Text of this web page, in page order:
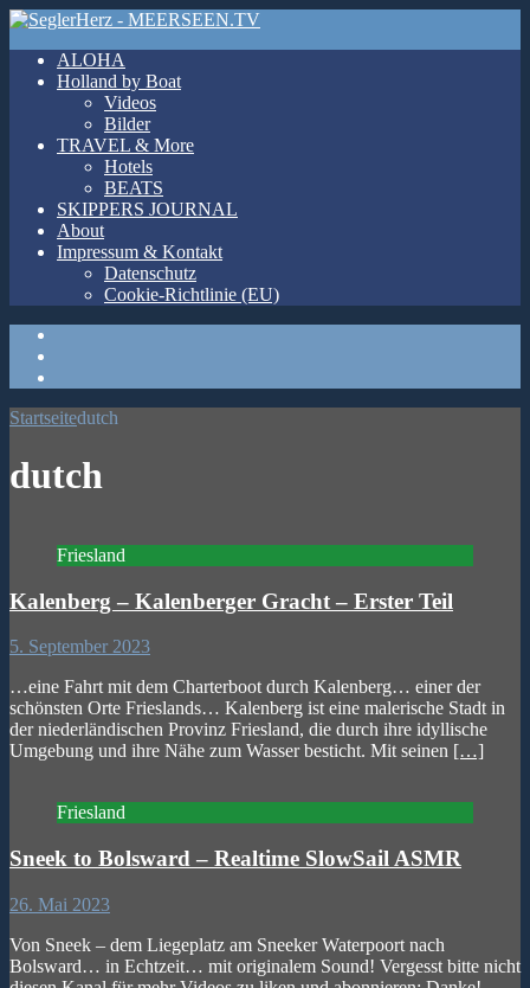
ALOHA
Holland by Boat
Videos
Bilder
TRAVEL & More
Hotels
BEATS
SKIPPERS JOURNAL
About
Impressum & Kontakt
Datenschutz
Cookie-Richtlinie (EU)
Startseitedutch
dutch
Friesland
Kalenberg – Kalenberger Gracht – Erster Teil
5. September 2023
…eine Fahrt mit dem Charterboot durch Kalenberg… einer der
schönsten Orte Frieslands… Kalenberg ist eine malerische Stadt in
der niederländischen Provinz Friesland, die durch ihre idyllische
Umgebung und ihre Nähe zum Wasser besticht. Mit seinen […]
Friesland
Sneek to Bolsward – Realtime SlowSail ASMR
26. Mai 2023
Von Sneek – dem Liegeplatz am Sneeker Waterpoort nach
Bolsward… in Echtzeit… mit originalem Sound! Vergesst bitte nicht